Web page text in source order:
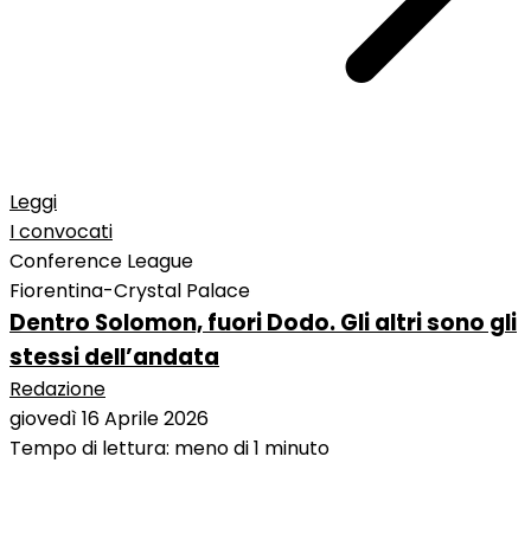
Leggi
I convocati
Conference League
Fiorentina-Crystal Palace
Dentro Solomon, fuori Dodo. Gli altri sono gli
stessi dell’andata
Redazione
giovedì 16 Aprile 2026
Tempo di lettura: meno di 1 minuto